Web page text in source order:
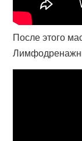
После этого